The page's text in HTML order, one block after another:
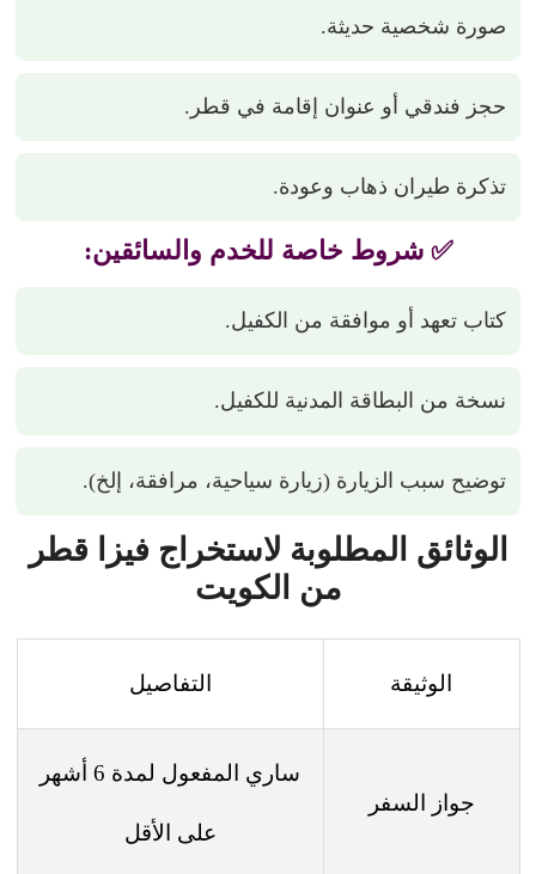
صورة شخصية حديثة.
حجز فندقي أو عنوان إقامة في قطر.
تذكرة طيران ذهاب وعودة.
✅ شروط خاصة للخدم والسائقين:
كتاب تعهد أو موافقة من الكفيل.
نسخة من البطاقة المدنية للكفيل.
توضيح سبب الزيارة (زيارة سياحية، مرافقة، إلخ).
الوثائق المطلوبة لاستخراج فيزا قطر
من الكويت
الوثيقة التفاصيل
جواز السفر
ساري المفعول لمدة 6 أشهر
على الأقل